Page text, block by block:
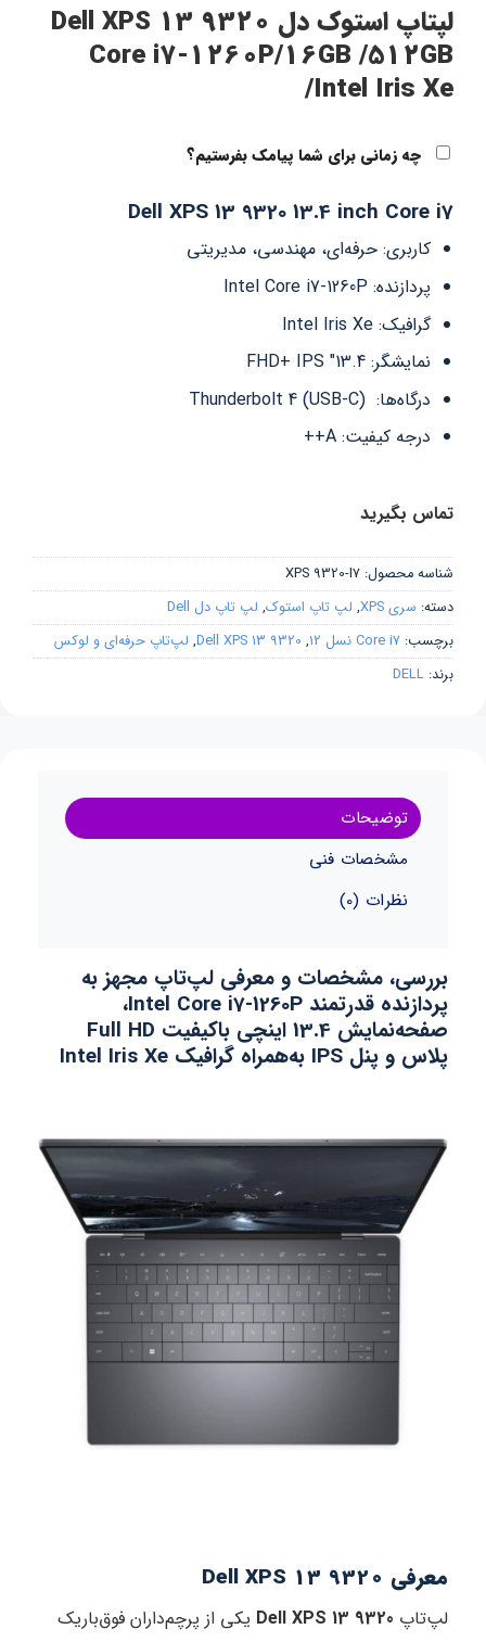
لپتاپ استوک دل Dell XPS 13 9320
Core i7-1260P/16GB /512GB
/Intel Iris Xe
چه زمانی برای شما پیامک بفرستیم؟
Dell XPS 13 9320 13.4 inch Core i7
کاربری: حرفه‌ای، مهندسی، مدیریتی
پردازنده: Intel Core i7-1260P
گرافیک: Intel Iris Xe
نمایشگر: 13.4″ FHD+ IPS
درگاه‌ها: Thunderbolt 4 (USB-C)
درجه کیفیت: A++
تماس بگیرید
شناسه محصول: XPS 9320-I7
دسته: سری XPS , لپ تاپ استوک, لپ تاپ دل Dell
برچسب: Core i7 نسل 12 ,
Dell XPS 13 9320
, لپ‌تاپ حرفه‌ای و لوکس
برند: DELL
توضیحات
مشخصات فنی
نظرات (0)
بررسی، مشخصات و معرفی لپ‌تاپ مجهز به
پردازنده قدرتمند Intel Core i7-1260P،
صفحه‌نمایش 13.4 اینچی باکیفیت Full HD
پلاس و پنل IPS به‌همراه گرافیک Intel Iris Xe
معرفی Dell XPS 13 9320
لپ‌تاپ Dell XPS 13 9320 یکی از پرچم‌داران فوق‌باریک